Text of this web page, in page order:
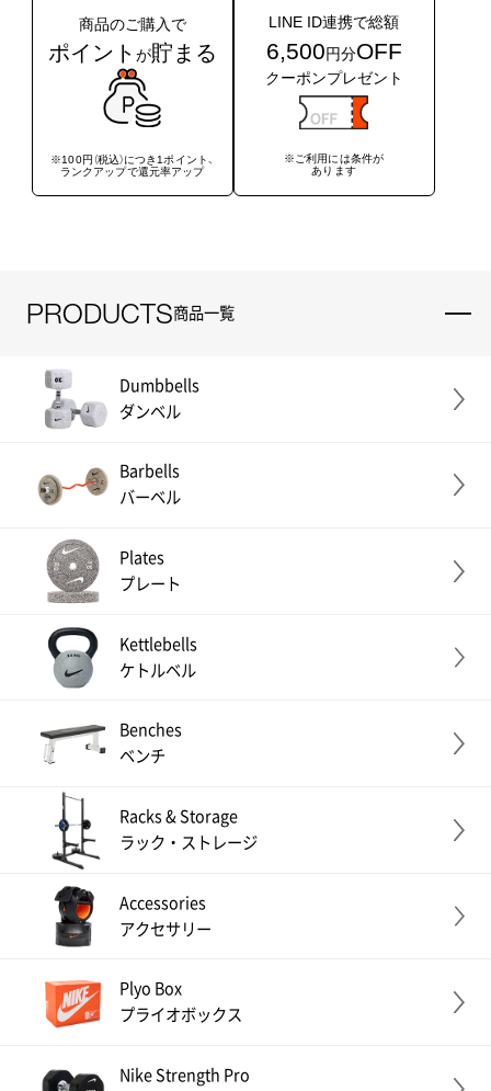
商品のご購入で
ポイント が貯まる
※100円（税込）につき1ポイント、
ランクアップで還元率アップ
LINE ID連携で総額
6,500円分OFF
クーポンプレゼント
※ご利用には条件が
あります
PRODUCTS商品一覧
Dumbbells
ダンベル
Barbells
バーベル
Plates
プレート
Kettlebells
ケトルベル
Benches
ベンチ
Racks & Storage
ラック・ストレージ
Accessories
アクセサリー
Plyo Box
プライオボックス
Nike Strength Pro